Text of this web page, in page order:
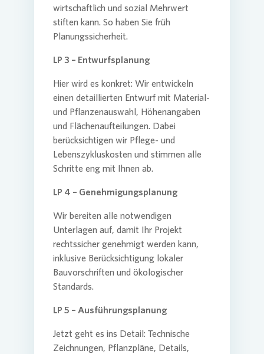
wirtschaftlich und sozial Mehrwert
stiften kann. So haben Sie früh
Planungssicherheit.
LP 3 – Entwurfsplanung
Hier wird es konkret: Wir entwickeln
einen detaillierten Entwurf mit Material-
und Pflanzenauswahl, Höhenangaben
und Flächenaufteilungen. Dabei
berücksichtigen wir Pflege- und
Lebenszykluskosten und stimmen alle
Schritte eng mit Ihnen ab.
LP 4 – Genehmigungsplanung
Wir bereiten alle notwendigen
Unterlagen auf, damit Ihr Projekt
rechtssicher genehmigt werden kann,
inklusive Berücksichtigung lokaler
Bauvorschriften und ökologischer
Standards.
LP 5 – Ausführungsplanung
Jetzt geht es ins Detail: Technische
Zeichnungen, Pflanzpläne, Details,